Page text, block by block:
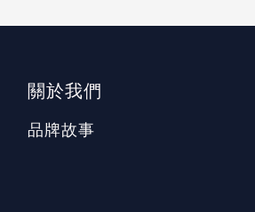
關於我們
品牌故事